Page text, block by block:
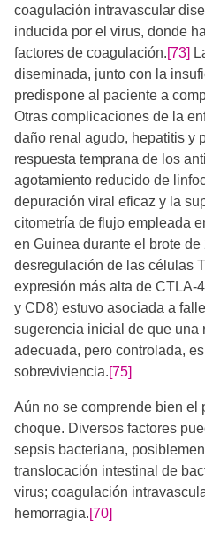
coagulación intravascular
inducida por el virus, donde
factores de coagulación.[73]
diseminada, junto con la
predispone al paciente a
Otras complicaciones de la
daño renal agudo, hepatitis y
respuesta temprana de los
agotamiento reducido de
depuración viral eficaz y la
citometría de flujo empleada
en Guinea durante el brote
desregulación de las células
expresión más alta de CTLA-
y CD8) estuvo asociada a
sugerencia inicial de que una
adecuada, pero controlada,
sobreviviencia.[75]
Aún no se comprende bien el
choque. Diversos factores
sepsis bacteriana,
translocación intestinal de
virus; coagulación
hemorragia.[70]